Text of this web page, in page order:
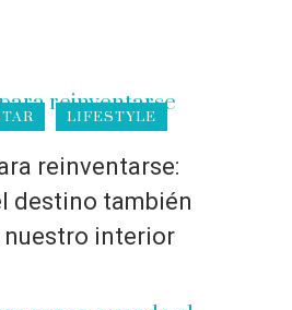
LIFESTYLE
reinventarse:
destino también
nuestro interior